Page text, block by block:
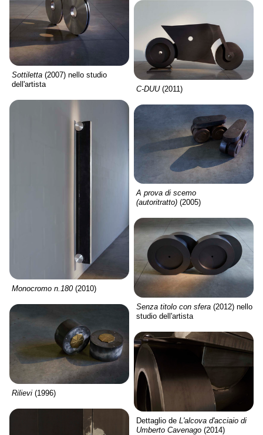
Sottiletta (2007) nello studio
dell'artista
C-DUU(2011)
Monocromo n.180 (2010)
A prova di scemo
(autoritratto) (2005)
Senza titolo con sfera (2012) nello
studio dell'artista
Rilievi (1996)
Dettaglio de L'alcova d'acciaio di
Umberto Cavenago (2014)